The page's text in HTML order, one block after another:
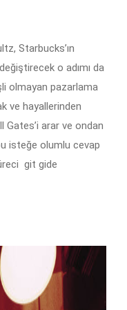
Starbucks’ın
o adımı da
olmayan pazarlama
ve hayallerinden
Gates’i arar ve ondan
isteğe olumlu cevap
git gide